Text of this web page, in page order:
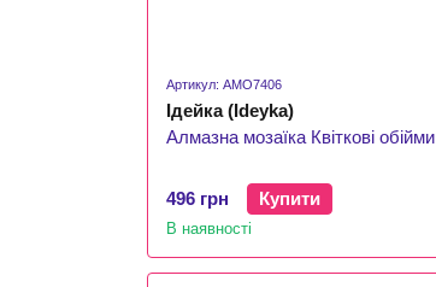
Артикул: AMO7406
Ідейка (Ideyka)
Алмазна мозаїка Квіткові обійми
496 грн Купити
В наявності